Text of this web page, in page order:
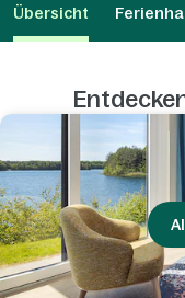
Übersicht